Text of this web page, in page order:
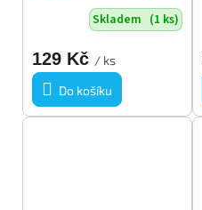
Skladem (1 ks)
129 Kč / ks
Do košíku